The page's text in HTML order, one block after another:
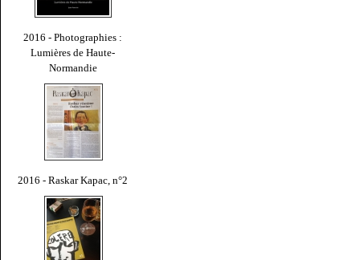
2016 - Photographies :
Lumières de Haute-
Normandie
2016 - Raskar Kapac, n°2